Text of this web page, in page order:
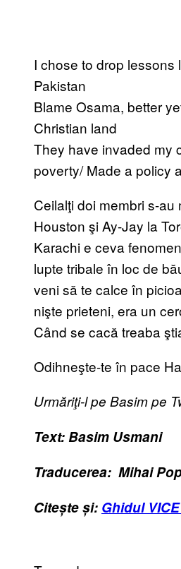
I chose to drop lessons
Pakistan
Blame Osama, better
Christian land
They have invaded my
poverty/ Made a policy
Ceilalţi doi membri s-
Houston şi Ay-Jay la
Karachi e ceva
lupte tribale în loc de
veni să te calce în
nişte prieteni, era un
Când se cacă treaba
Odihneşte-te în pace
Urmăriţi-l pe Basim pe
Text: Basim Usmani
Traducerea: Mihai
Citește și: Ghidul